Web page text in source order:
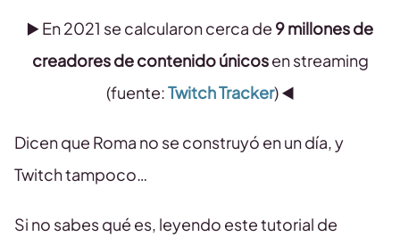
▶️ En 2021 se calcularon cerca de 9 millones de
creadores de contenido únicosen streaming
(fuente:Twitch Tracker) ◀️
Dicen que Roma no se construyó en un día, y
Twitch tampoco…
Si no sabes qué es, leyendo este tutorial de